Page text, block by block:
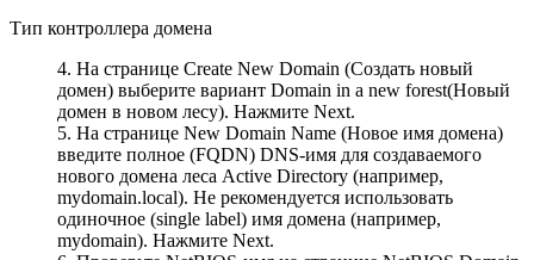
Тип контроллера домена
4. На странице Create New Domain (Создать новый
домен) выберите вариант Domain in a new forest(Новый
домен в новом лесу). Нажмите Next.
5. На странице New Domain Name (Новое имя домена)
введите полное (FQDN) DNS-имя для создаваемого
нового домена леса Active Directory (например,
mydomain.local). Не рекомендуется использовать
одиночное (single label) имя домена (например,
mydomain). Нажмите Next.